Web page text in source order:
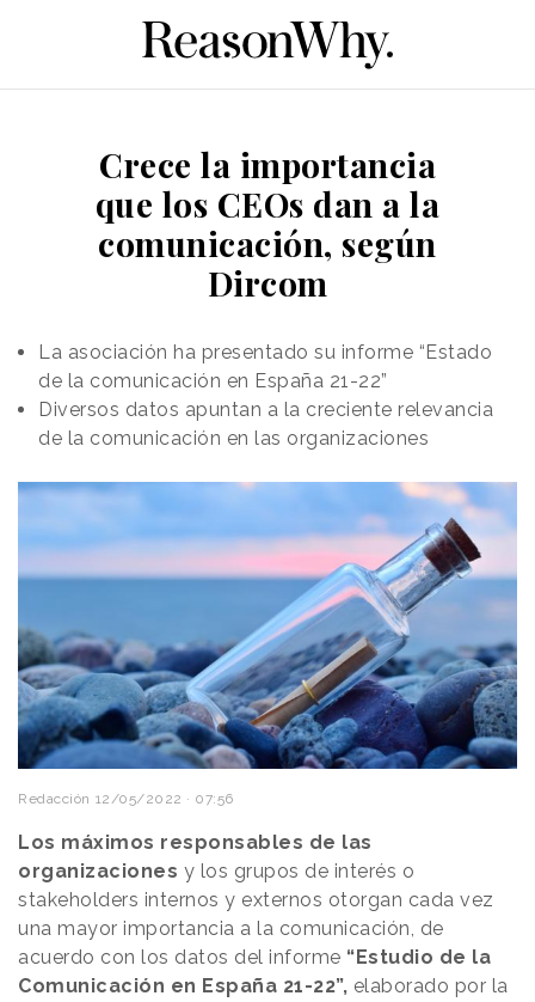
Crece la importancia
que los CEOs dan a la
comunicación, según
Dircom
La asociación ha presentado su informe “Estado
de la comunicación en España 21-22”
Diversos datos apuntan a la creciente relevancia
de la comunicación en las organizaciones
Redacción 12/05/2022 · 07:56
Los máximos responsables de las
organizaciones y los grupos de interés o
stakeholders internos y externos otorgan cada vez
una mayor importancia a la comunicación, de
acuerdo con los datos del informe “Estudio de la
Comunicación en España 21-22”, elaborado por la